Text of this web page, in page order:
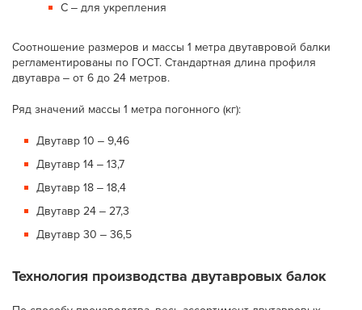
С ‒ для укрепления
Соотношение размеров и массы 1 метра двутавровой балки
регламентированы по ГОСТ. Стандартная длина профиля
двутавра ‒ от 6 до 24 метров.
Ряд значений массы 1 метра погонного (кг):
Двутавр 10 ‒ 9,46
Двутавр 14 ‒ 13,7
Двутавр 18 ‒ 18,4
Двутавр 24 ‒ 27,3
Двутавр 30 ‒ 36,5
Технология производства двутавровых балок